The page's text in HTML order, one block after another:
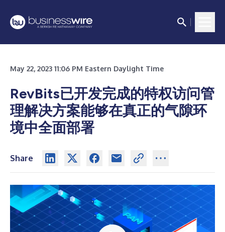
May 22, 2023 11:06 PM Eastern Daylight Time
RevBits已开发完成的特权访问管
理解决方案能够在真正的气隙环
境中全面部署
Share